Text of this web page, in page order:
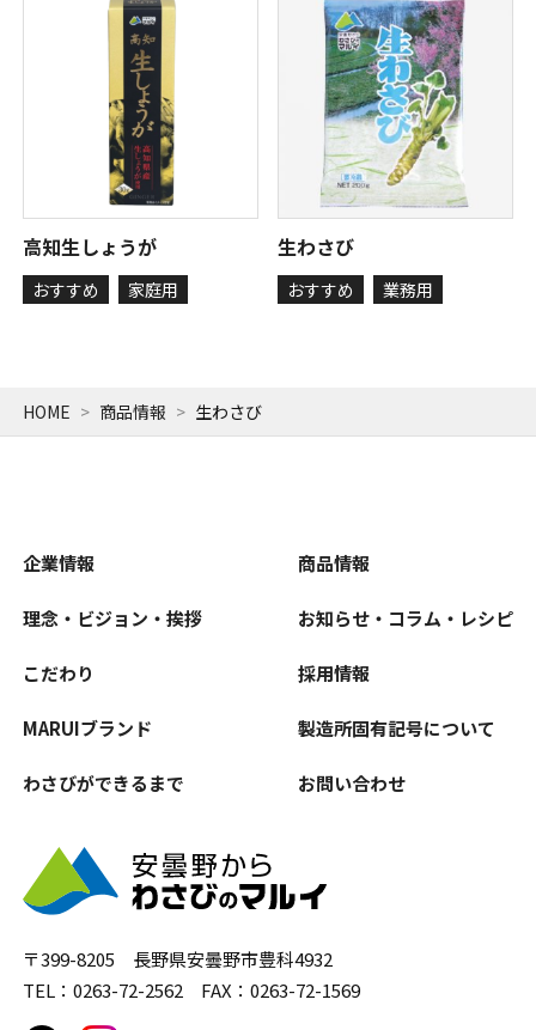
高知生しょうが
おすすめ 家庭用
生わさび
おすすめ 業務用
HOME 商品情報 生わさび
〒399-8205 長野県安曇野市豊科4932
TEL：0263-72-2562 FAX：0263-72-1569
企業情報
理念・ビジョン・挨拶
こだわり
MARUIブランド
わさびができるまで
商品情報
お知らせ・コラム・レシピ
採用情報
製造所固有記号について
お問い合わせ